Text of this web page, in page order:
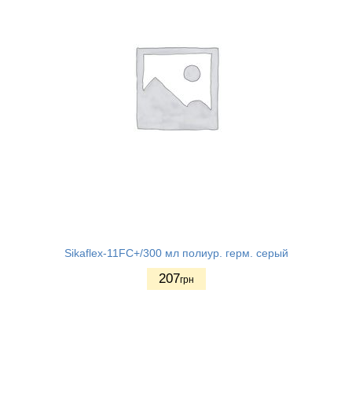
Sikaflex-11FC+/300 мл полиур. герм. серый
207грн